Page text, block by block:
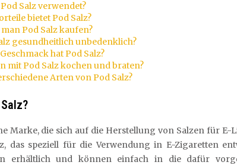
Salz verwendet?
bietet Pod Salz?
Pod Salz kaufen?
gesundheitlich unbedenklich?
hat Pod Salz?
mit Pod Salz kochen und braten?
Arten von Pod Salz?
Marke, die sich auf die Herstellung von Salzen für E-
das speziell für die Verwendung in E-Zigaretten
erhältlich und können einfach in die dafür